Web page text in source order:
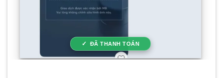
ĐÃ THANH TOÁN